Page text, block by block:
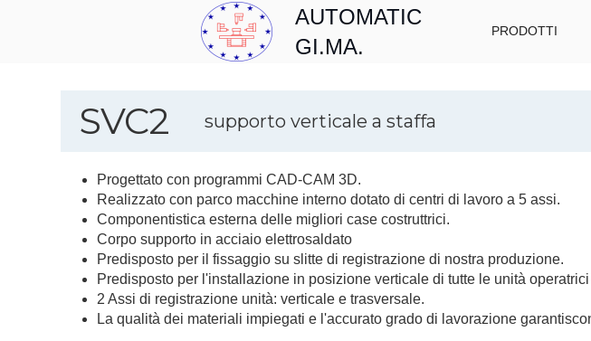
AUTOMATIC
GI.MA.
PRODOTTI
SVC2 supporto verticale a staffa
Progettato con programmi CAD-CAM 3D.
Realizzato con parco macchine interno dotato di centri di lavoro a 5 assi.
Componentistica esterna delle migliori case costruttrici.
Corpo supporto in acciaio elettrosaldato
Predisposto per il fissaggio su slitte di registrazione di nostra produzione.
Predisposto per l'installazione in posizione verticale di tutte le unità
2 Assi di registrazione unità: verticale e trasversale.
La qualità dei materiali impiegati e l'accurato grado di lavorazione